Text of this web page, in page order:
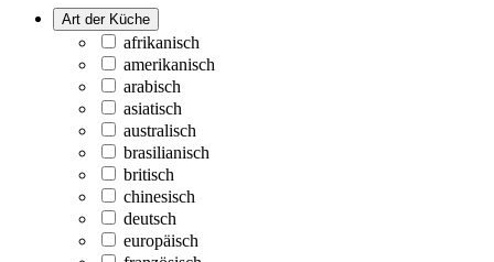
Art der Küche
afrikanisch
amerikanisch
arabisch
asiatisch
australisch
brasilianisch
britisch
chinesisch
deutsch
europäisch